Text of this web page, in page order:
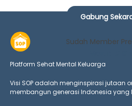
Gabung
Sudah Member
Platform Sehat Mental Keluarga
Visi SOP adalah menginspirasi jutaan
membangun generasi Indonesia yang